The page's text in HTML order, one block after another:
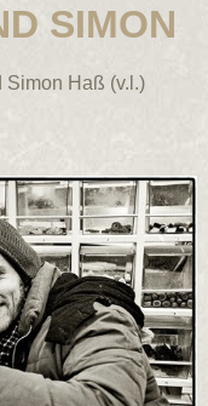
SIMON
Simon Haß (v.l.)